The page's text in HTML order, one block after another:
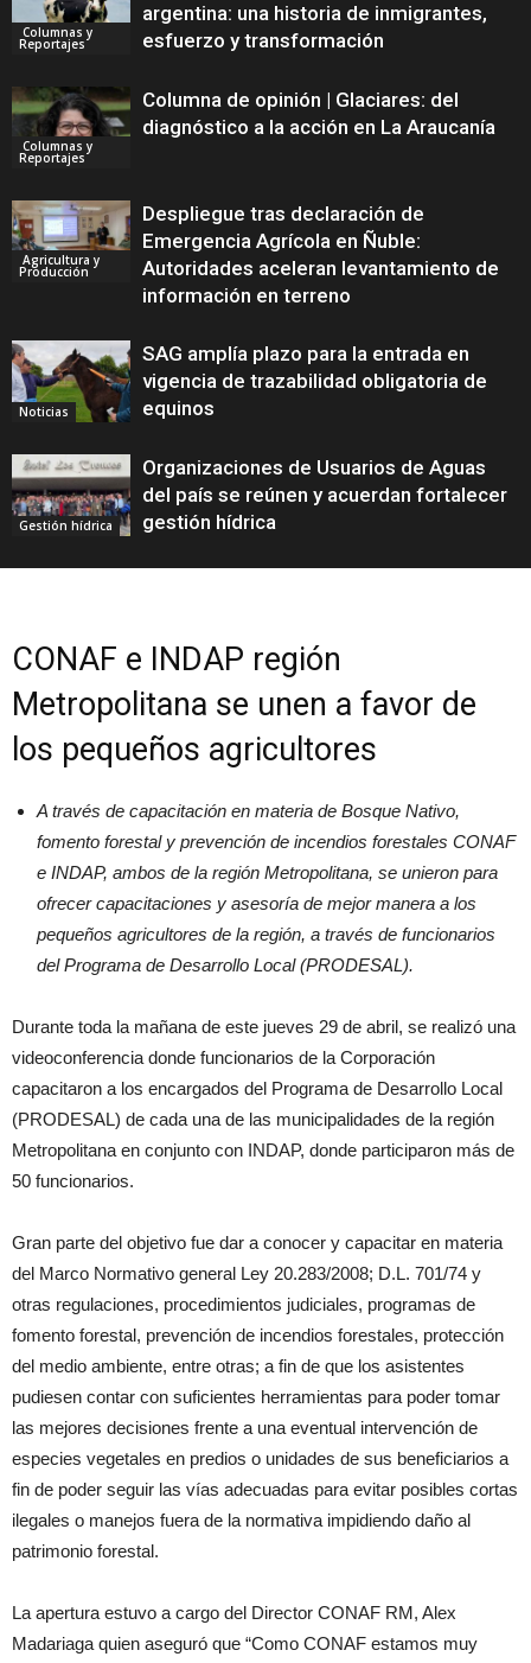
Columnas y
Reportajes
argentina: una historia de inmigrantes,
esfuerzo y transformación
Columnas y
Reportajes
Columna de opinión | Glaciares: del
diagnóstico a la acción en La Araucanía
Agricultura y
Producción
Despliegue tras declaración de
Emergencia Agrícola en Ñuble:
Autoridades aceleran levantamiento de
información en terreno
Noticias
SAG amplía plazo para la entrada en
vigencia de trazabilidad obligatoria de
equinos
Gestión hídrica
Organizaciones de Usuarios de Aguas
del país se reúnen y acuerdan fortalecer
gestión hídrica
CONAF e INDAP región
Metropolitana se unen a favor de
los pequeños agricultores
A través de capacitación en materia de Bosque Nativo,
fomento forestal y prevención de incendios forestales CONAF
e INDAP, ambos de la región Metropolitana, se unieron para
ofrecer capacitaciones y asesoría de mejor manera a los
pequeños agricultores de la región, a través de funcionarios
del Programa de Desarrollo Local (PRODESAL).
Durante toda la mañana de este jueves 29 de abril, se realizó una
videoconferencia donde funcionarios de la Corporación
capacitaron a los encargados del Programa de Desarrollo Local
(PRODESAL) de cada una de las municipalidades de la región
Metropolitana en conjunto con INDAP, donde participaron más de
50 funcionarios.
Gran parte del objetivo fue dar a conocer y capacitar en materia
del Marco Normativo general Ley 20.283/2008; D.L. 701/74 y
otras regulaciones, procedimientos judiciales, programas de
fomento forestal, prevención de incendios forestales, protección
del medio ambiente, entre otras; a fin de que los asistentes
pudiesen contar con suficientes herramientas para poder tomar
las mejores decisiones frente a una eventual intervención de
especies vegetales en predios o unidades de sus beneficiarios a
fin de poder seguir las vías adecuadas para evitar posibles cortas
ilegales o manejos fuera de la normativa impidiendo daño al
patrimonio forestal.
La apertura estuvo a cargo del Director CONAF RM, Alex
Madariaga quien aseguró que “Como CONAF estamos muy